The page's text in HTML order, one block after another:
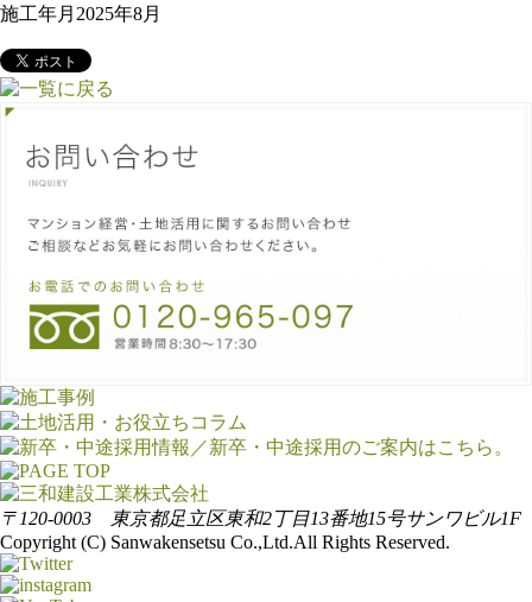
施工年月 2025年8月
〒120-0003 東京都足立区東和2丁目13番地15号サンワビル1F
Copyright (C) Sanwakensetsu Co.,Ltd.All Rights Reserved.